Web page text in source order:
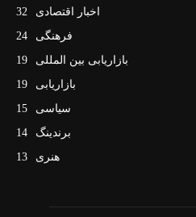
اخبار اقتصادی
32
فرهنگی
24
بازاریابی بین المللی
19
بازاریابی
19
سیاسی
15
برندینگ
14
هنری
13